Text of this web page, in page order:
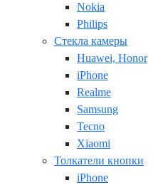
Nokia
Philips
Стекла камеры
Huawei, Honor
iPhone
Realme
Samsung
Tecno
Xiaomi
Толкатели кнопки
iPhone